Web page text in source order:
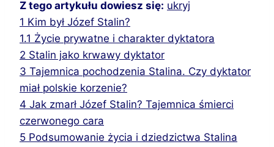
Z tego artykułu dowiesz się: ukryj
1 Kim był Józef Stalin?
1.1 Życie prywatne i charakter dyktatora
2 Stalin jako krwawy dyktator
3 Tajemnica pochodzenia Stalina. Czy dyktator
miał polskie korzenie?
4 Jak zmarł Józef Stalin? Tajemnica śmierci
czerwonego cara
5 Podsumowanie życia i dziedzictwa Stalina